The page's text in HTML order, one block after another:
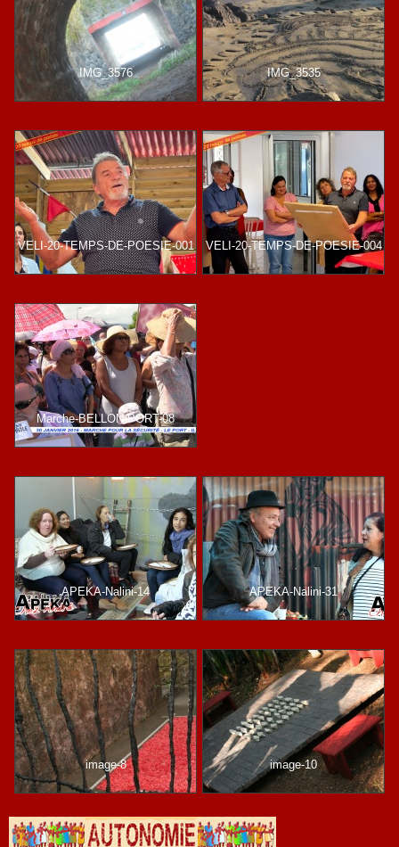
IMG_3576 IMG_3535
VELI-20-TEMPS-DE-POESIE-001 VELI-20-TEMPS-DE-POESIE-004
Marche-BELLON-PORT-08
APEKA-Nalini-14 APEKA-Nalini-31
image-8 image-10